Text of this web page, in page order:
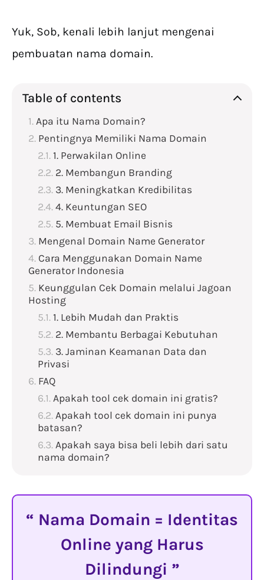
Yuk, Sob, kenali lebih lanjut mengenai
pembuatan nama domain.
Table of contents
Apa itu Nama Domain?
Pentingnya Memiliki Nama Domain
1. Perwakilan Online
2. Membangun Branding
3. Meningkatkan Kredibilitas
4. Keuntungan SEO
5. Membuat Email Bisnis
Mengenal Domain Name Generator
Cara Menggunakan Domain Name
Generator Indonesia
Keunggulan Cek Domain melalui Jagoan
Hosting
1. Lebih Mudah dan Praktis
2. Membantu Berbagai Kebutuhan
3. Jaminan Keamanan Data dan
Privasi
FAQ
Apakah tool cek domain ini gratis?
Apakah tool cek domain ini punya
batasan?
Apakah saya bisa beli lebih dari satu
nama domain?
Nama Domain = Identitas
Online yang Harus
Dilindungi